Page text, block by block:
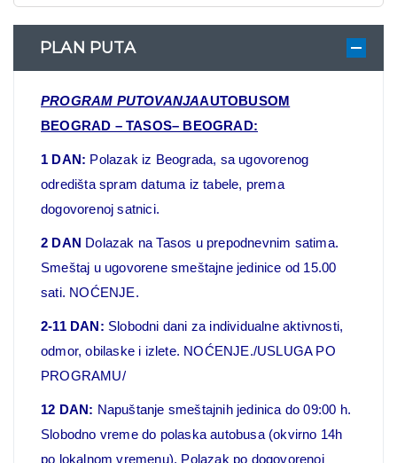
PLAN PUTA
PROGRAM PUTOVANJAAUTOBUSOM
BEOGRAD – TASOS– BEOGRAD:
1 DAN: Polazak iz Beograda, sa ugovorenog
odredišta spram datuma iz tabele, prema
dogovorenoj satnici.
2 DAN Dolazak na Tasos u prepodnevnim satima.
Smeštaj u ugovorene smeštajne jedinice od 15.00
sati. NOĆENJE.
2-11 DAN: Slobodni dani za individualne aktivnosti,
odmor, obilaske i izlete. NOĆENJE./USLUGA PO
PROGRAMU/
12 DAN: Napuštanje smeštajnih jedinica do 09:00 h.
Slobodno vreme do polaska autobusa (okvirno 14h
po lokalnom vremenu). Polazak po dogovorenoj